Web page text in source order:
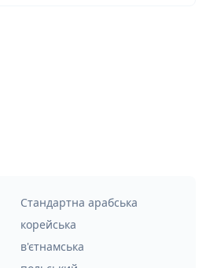
Стандартна арабська
корейська
в'єтнамська